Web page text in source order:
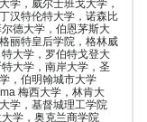
学，威尔士班戈大学，
汉特伦特大学，诺森比
德大学，伯恩茅斯大
丽特皇后学院，格林威
大学，罗伯特戈登大
大学，南岸大学，圣
，伯明翰城市大学
梅西大学，林肯大
学，基督城理工学院
学，奥克兰商学院